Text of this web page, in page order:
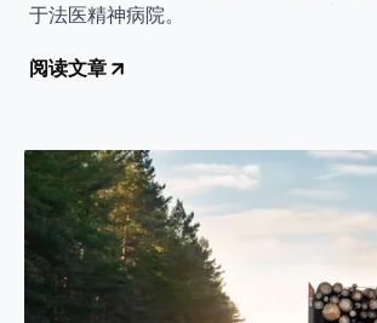
于法医精神病院。
阅读文章